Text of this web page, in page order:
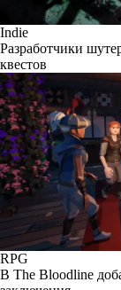
Indie
Разработчики
квестов
RPG
В The Bloodline